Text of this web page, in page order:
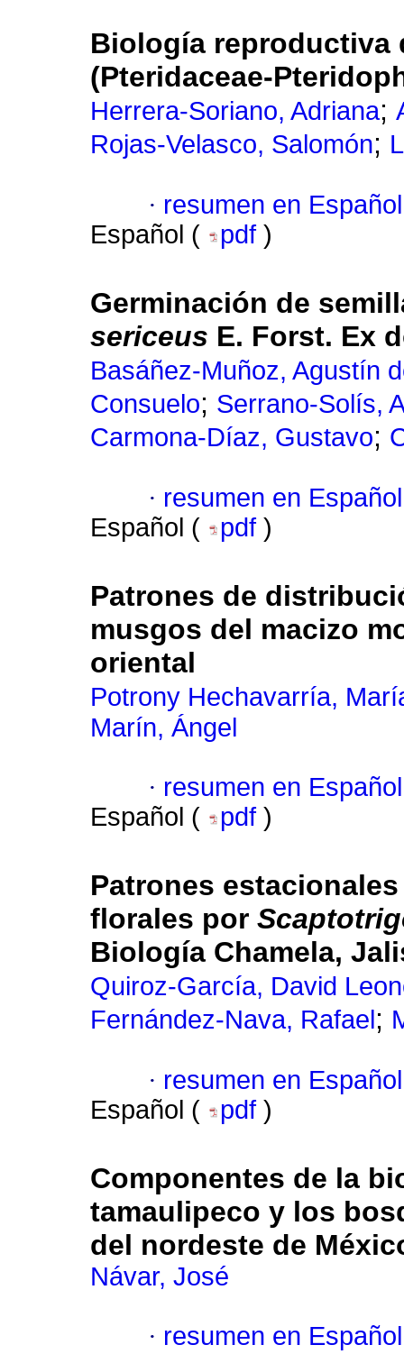
Biología reproductiva
(Pteridaceae-
Herrera-Soriano, Adriana;
Rojas-Velasco, Salomón;
· resumen en Español
Español (
pdf )
Germinación de
sericeus E. Forst. Ex
Basáñez-Muñoz, Agustín
Consuelo; Serrano-Solís,
Carmona-Díaz, Gustavo;
· resumen en Español
Español (
pdf )
Patrones de
musgos del macizo
oriental
Potrony Hechavarría,
Marín, Ángel
· resumen en Español
Español (
pdf )
Patrones
florales por
Biología Chamela,
Quiroz-García, David
Fernández-Nava, Rafael ;
· resumen en Español
Español (
pdf )
Componentes de la
tamaulipeco y los
del nordeste de
Návar, José
· resumen en Español